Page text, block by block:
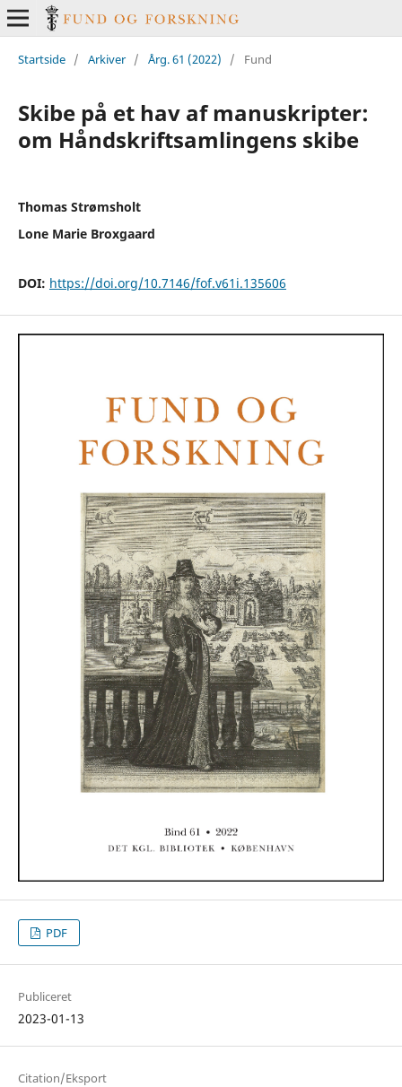
Startside / Arkiver / Årg. 61 (2022) / Fund
Skibe på et hav af manuskripter:
om Håndskriftsamlingens skibe
Thomas Strømsholt
Lone Marie Broxgaard
DOI: https://doi.org/10.7146/fof.v61i.135606
PDF
Publiceret
2023-01-13
Citation/Eksport